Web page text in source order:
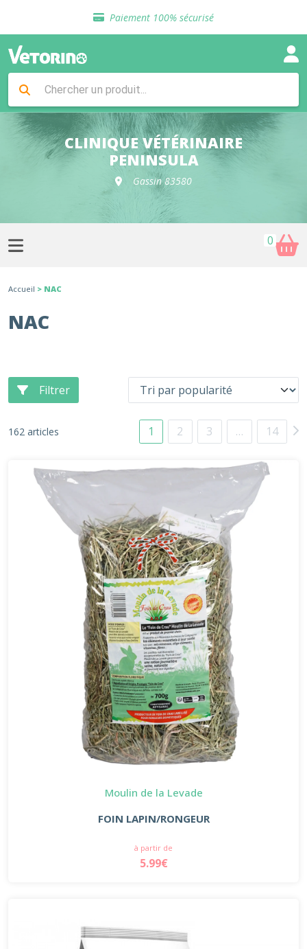
Paiement 100% sécurisé
Livraison gratuite en clinique vétérinaire
Sélection de croquettes vétérinaire
Livraison gratuite en clinique vétérinaire
Retour gratuit en clinique
Sélection de croquettes vétérinaire
CLINIQUE VÉTÉRINAIRE
PENINSULA
Gassin 83580
0
Accueil > NAC
NAC
Filtrer
162 articles 1 2 3 … 14
Moulin de la Levade
FOIN LAPIN/RONGEUR
à partir de
5.99€